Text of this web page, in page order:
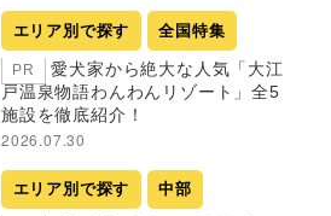
エリア別で探す 全国特集
PR
愛犬家から絶大な人気「大江
戸温泉物語わんわんリゾート」全5
施設を徹底紹介！
2026.07.30
エリア別で探す 中部